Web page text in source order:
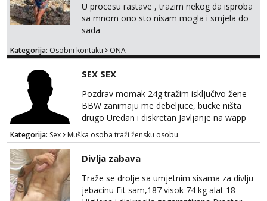
U procesu rastave , trazim nekog da isproba
sa mnom ono sto nisam mogla i smjela do
sada
Kategorija: Osobni kontakti ONA
SEX SEX
Pozdrav momak 24g tražim isključivo žene
BBW zanimaju me debeljuce, bucke ništa
drugo Uredan i diskretan Javljanje na wapp
095 546 9915
Kategorija: Sex Muška osoba traži žensku osobu
Divlja zabava
Traže se drolje sa umjetnim sisama za divlju
jebacinu Fit sam,187 visok 74 kg alat 18